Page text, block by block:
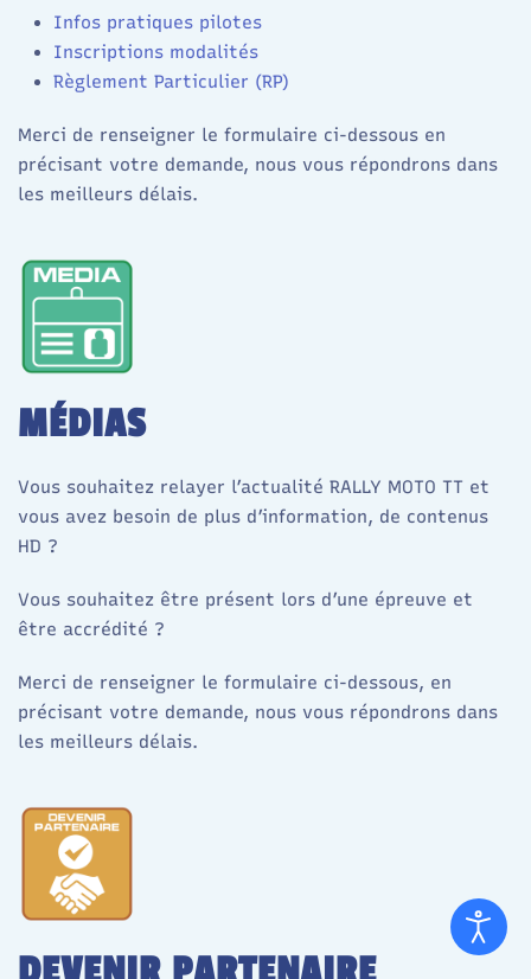
Infos pratiques pilotes
Inscriptions modalités
Règlement Particulier (RP)
Merci de renseigner le formulaire ci-dessous en
précisant votre demande, nous vous répondrons dans
les meilleurs délais.
MÉDIAS
Vous souhaitez relayer l’actualité RALLY MOTO TT et
vous avez besoin de plus d’information, de contenus
HD ?
Vous souhaitez être présent lors d’une épreuve et
être accrédité ?
Merci de renseigner le formulaire ci-dessous, en
précisant votre demande, nous vous répondrons dans
les meilleurs délais.